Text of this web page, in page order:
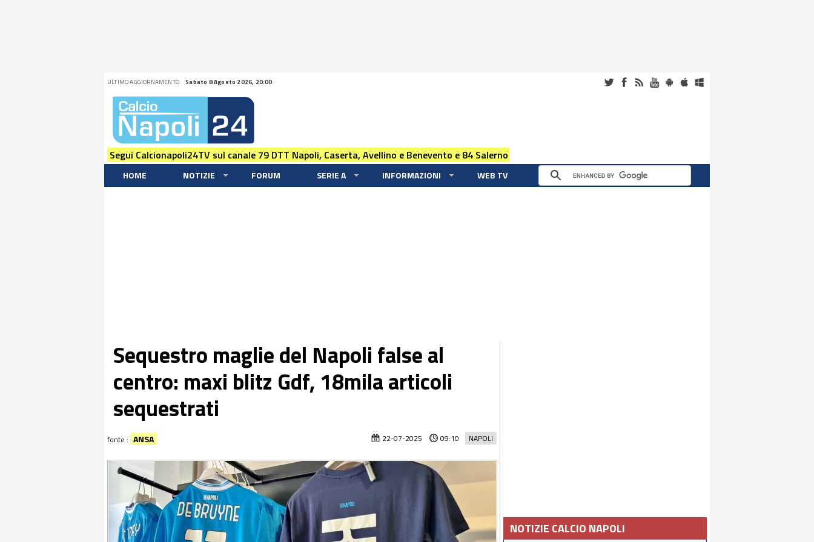
ULTIMO AGGIORNAMENTO: Sabato 8 Agosto 2026, 20:00
Segui Calcionapoli24TV sul canale 79 DTT Napoli, Caserta, Avellino e Benevento e 84 Salerno
HOME NOTIZIE FORUM SERIE A INFORMAZIONI WEB TV
Sequestro maglie del Napoli false al
centro: maxi blitz Gdf, 18mila articoli
sequestrati
NAPOLI
22-07-2025 09:10
fonte : ANSA
NOTIZIE CALCIO NAPOLI